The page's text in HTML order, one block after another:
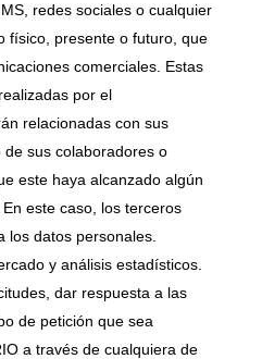
redes sociales o cualquier
físico, presente o futuro, que
comerciales. Estas
por el
relacionadas con sus
sus colaboradores o
este haya alcanzado algún
este caso, los terceros
los datos personales.
y análisis estadísticos.
dar respuesta a las
de petición que sea
a través de cualquiera de